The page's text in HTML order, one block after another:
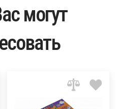
могут